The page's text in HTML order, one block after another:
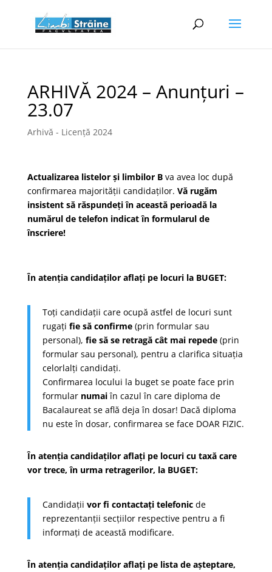
ARHIVĂ 2024 – Anunțuri –
23.07
Arhivă - Licență 2024
Actualizarea listelor și limbilor Bva avea loc după
confirmarea majorității candidaților. Vă rugăm
insistent să răspundeți în această perioadă la
numărul de telefon indicat în formularul de
înscriere!
În atenția candidaților aflați pe locuri la BUGET:
Toți candidații care ocupă astfel de locuri sunt
rugați fie să confirme(prin formular sau
personal), fie să se retragă cât mai repede(prin
formular sau personal), pentru a clarifica situația
celorlalți candidați.
Confirmarea locului la buget se poate face prin
formular numaiîn cazul în care diploma de
Bacalaureat se află deja în dosar! Dacă diploma
nu este în dosar, confirmarea se face DOAR FIZIC.
În atenția candidaților aflați pe locuri cu taxă care
vor trece, în urma retragerilor, la BUGET:
Candidații vor fi contactați telefonicde
reprezentanții secțiilor respective pentru a fi
informați de această modificare.
În atenția candidaților aflați pe lista de așteptare,